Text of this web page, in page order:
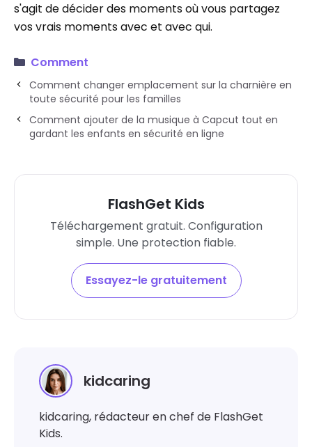
s'agit de décider des moments où vous partagez
vos vrais moments avec et avec qui.
Comment
Comment changer emplacement sur la charnière en
toute sécurité pour les familles
Comment ajouter de la musique à Capcut tout en
gardant les enfants en sécurité en ligne
FlashGet Kids
Téléchargement gratuit. Configuration
simple. Une protection fiable.
Essayez-le gratuitement
kidcaring
kidcaring, rédacteur en chef de FlashGet
Kids.